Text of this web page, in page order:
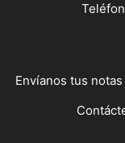
Envíanos tus